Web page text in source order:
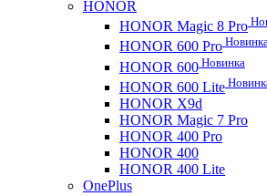
HONOR
HONOR Magic 8 Pro
HONOR 600 Pro Новинка
HONOR 600 Новинка
HONOR 600 Lite
HONOR X9d
HONOR Magic 7 Pro
HONOR 400 Pro
HONOR 400
HONOR 400 Lite
OnePlus